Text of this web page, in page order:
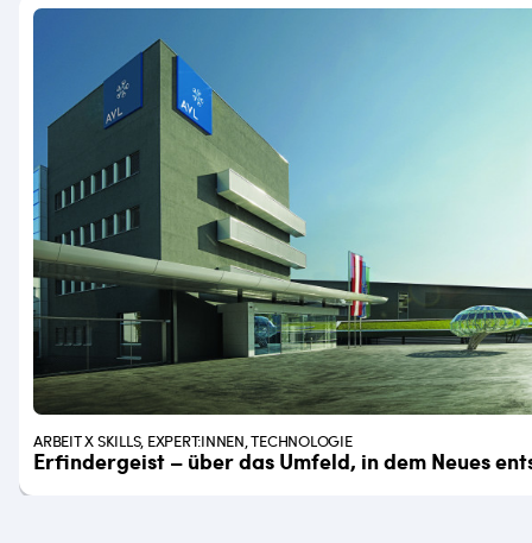
ARBEIT X SKILLS, EXPERT:INNEN, TECHNOLOGIE
Erfindergeist – über das Umfeld, in dem Neues